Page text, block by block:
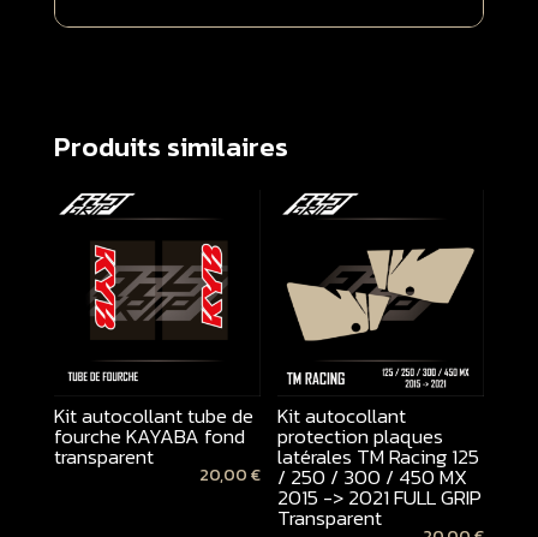
Produits similaires
Kit autocollant tube de
fourche KAYABA fond
transparent
20,00€
Kit autocollant
protection plaques
latérales TM Racing 125
/ 250 / 300 / 450 MX
2015 -> 2021 FULL GRIP
Transparent